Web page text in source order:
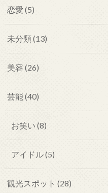
恋愛 (5)
未分類(13)
美容 (26)
芸能(40)
お笑い (8)
アイドル(5)
観光スポット (28)